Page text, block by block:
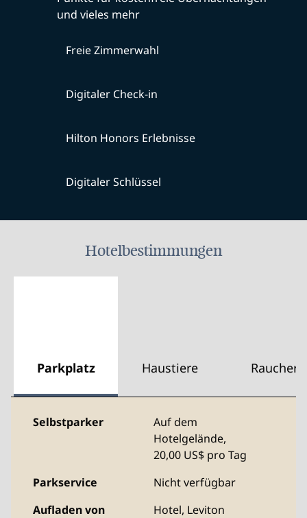
und vieles mehr
Freie Zimmerwahl
Digitaler Check-in
Hilton Honors Erlebnisse
Digitaler Schlüssel
Hotelbestimmungen
Parkplatz Haustiere Raucher
Selbstparker
Auf dem
Hotelgelände,
20,00 US$ pro Tag
Parkservice
Nicht verfügbar
Aufladen von
Hotel, Leviton